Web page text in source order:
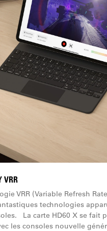
VRR
VRR (Variable Refresh
technologies
La carte HD60 X se fait
les consoles nouvelle